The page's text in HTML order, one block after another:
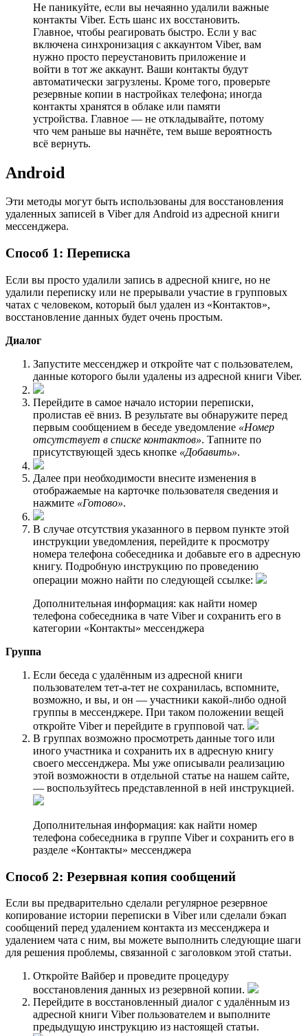
Не паникуйте, если вы нечаянно удалили важные
контакты Viber. Есть шанс их восстановить.
Главное, чтобы реагировать быстро. Если у вас
включена синхронизация с аккаунтом Viber, вам
нужно просто переустановить приложение и
войти в тот же аккаунт. Ваши контакты будут
автоматически загрузлены. Кроме того, проверьте
резервные копии в настройках телефона; иногда
контакты хранятся в облаке или памяти
устройства. Главное — не откладывайте, потому
что чем раньше вы начнёте, тем выше вероятность
всё вернуть.
Android
Эти методы могут быть использованы для восстановления
удаленных записей в Viber для Android из адресной книги
мессенджера.
Способ 1: Переписка
Если вы просто удалили запись в адресной книге, но не
удалили переписку или не прерывали участие в групповых
чатах с человеком, который был удален из «Контактов»,
восстановление данных будет очень простым.
Диалог
Запустите мессенджер и откройте чат с пользователем,
данные которого были удалены из адресной книги Viber.
Перейдите в самое начало истории переписки,
пролистав её вниз. В результате вы обнаружите перед
первым сообщением в беседе уведомление «Номер
отсутствует в списке контактов». Тапните по
присутствующей здесь кнопке «Добавить».
Далее при необходимости внесите изменения в
отображаемые на карточке пользователя сведения и
нажмите «Готово».
В случае отсутствия указанного в первом пункте этой
инструкции уведомления, перейдите к просмотру
номера телефона собеседника и добавьте его в адресную
книгу. Подробную инструкцию по проведению
операции можно найти по следующей ссылке:
Дополнительная информация: как найти номер
телефона собеседника в чате Viber и сохранить его в
категории «Контакты» мессенджера
Группа
Если беседа с удалённым из адресной книги
пользователем тет-а-тет не сохранилась, вспомните,
возможно, и вы, и он — участники какой-либо одной
группы в мессенджере. При таком положении вещей
откройте Viber и перейдите в групповой чат.
В группах возможно просмотреть данные того или
иного участника и сохранить их в адресную книгу
своего мессенджера. Мы уже описывали реализацию
этой возможности в отдельной статье на нашем сайте,
— воспользуйтесь представленной в ней инструкцией.
Дополнительная информация: как найти номер
телефона собеседника в группе Viber и сохранить его в
разделе «Контакты» мессенджера
Способ 2: Резервная копия сообщений
Если вы предварительно сделали регулярное резервное
копирование истории переписки в Viber или сделали бэкап
сообщений перед удалением контакта из мессенджера и
удалением чата с ним, вы можете выполнить следующие шаги
для решения проблемы, связанной с заголовком этой статьи.
Откройте Вайбер и проведите процедуру
восстановления данных из резервной копии.
Перейдите в восстановленный диалог с удалённым из
адресной книги Viber пользователем и выполните
предыдущую инструкцию из настоящей статьи.